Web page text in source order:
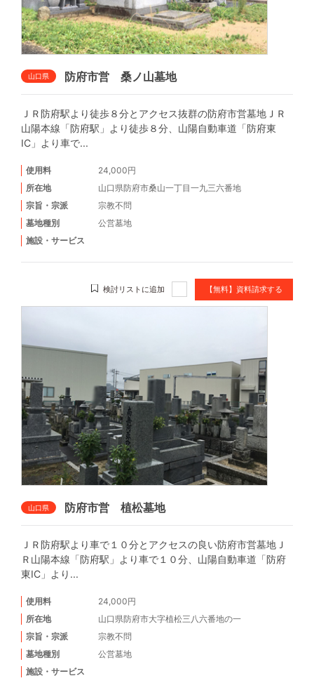
山口県 防府市営 桑ノ山墓地
ＪＲ防府駅より徒歩８分とアクセス抜群の防府市営墓地ＪＲ
山陽本線「防府駅」より徒歩８分、山陽自動車道「防府東
IC」より車で...
使用料
24,000円
所在地
山口県防府市桑山一丁目一九三六番地
宗旨・宗派
宗教不問
墓地種別
公営墓地
施設・サービス
検討リストに追加 【無料】資料請求する
山口県 防府市営 植松墓地
ＪＲ防府駅より車で１０分とアクセスの良い防府市営墓地Ｊ
Ｒ山陽本線「防府駅」より車で１０分、山陽自動車道「防府
東IC」より...
使用料
24,000円
所在地
山口県防府市大字植松三八六番地の一
宗旨・宗派
宗教不問
墓地種別
公営墓地
施設・サービス